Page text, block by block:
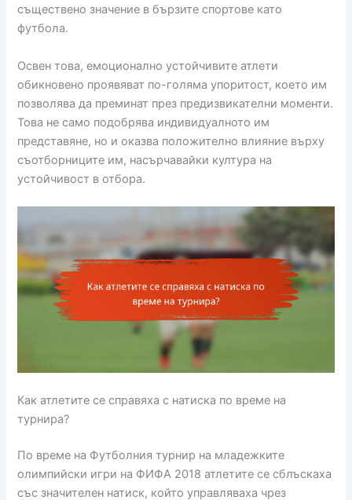
съществено значение в бързите спортове като
футбола.
Освен това, емоционално устойчивите атлети
обикновено проявяват по-голяма упоритост, което им
позволява да преминат през предизвикателни моменти.
Това не само подобрява индивидуалното им
представяне, но и оказва положително влияние върху
съотборниците им, насърчавайки култура на
устойчивост в отбора.
Как атлетите се справяха с натиска по време на
турнира?
По време на Футболния турнир на младежките
олимпийски игри на ФИФА 2018 атлетите се сблъскаха
със значителен натиск, който управляваха чрез